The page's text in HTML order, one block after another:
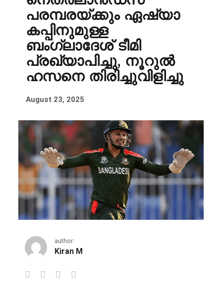
പരമ്പരയ്ക്കും ഏഷ്യാ
കപ്പിനുമുള്ള
ബംഗ്ലാദേശ് ടീമി
പ്രഖ്യാപിച്ചു, നൂറുൽ
ഹസനെ തിരിച്ചുവിളിച്ചു
August 23, 2025
author:
Kiran M